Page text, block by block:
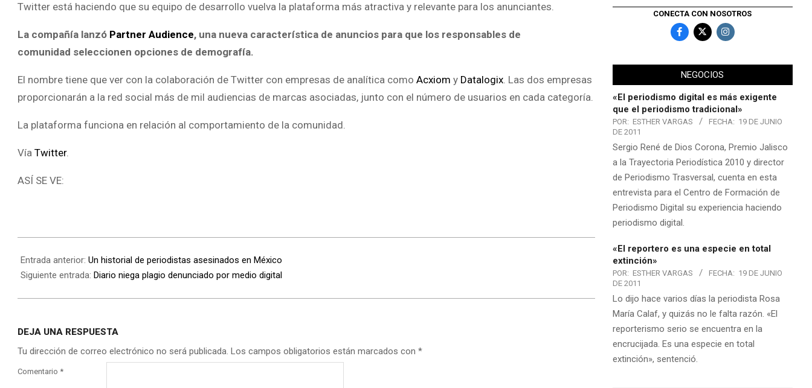
Twitter está haciendo que su equipo de desarrollo vuelva la plataforma más atractiva y relevante para los anunciantes.
La compañía lanzó Partner Audience, una nueva característica de anuncios para que los responsables de
comunidad seleccionen opciones de demografía.
El nombre tiene que ver con la colaboración de Twitter con empresas de analítica como Acxiom y Datalogix. Las dos empresas
proporcionarán a la red social más de mil audiencias de marcas asociadas, junto con el número de usuarios en cada categoría.
La plataforma funciona en relación al comportamiento de la comunidad.
Vía Twitter.
ASÍ SE VE:
Entrada anterior: Un historial de periodistas asesinados en México
Siguiente entrada: Diario niega plagio denunciado por medio digital
DEJA UNA RESPUESTA
Tu dirección de correo electrónico no será publicada. Los campos obligatorios están marcados con *
Comentario *
CONECTA CON NOSOTROS
NEGOCIOS
«El periodismo digital es más exigente
que el periodismo tradicional»
POR: ESTHER VARGAS FECHA: 19 DE JUNIO
DE 2011
Sergio René de Dios Corona, Premio Jalisco
a la Trayectoria Periodística 2010 y director
de Periodismo Trasversal, cuenta en esta
entrevista para el Centro de Formación de
Periodismo Digital su experiencia haciendo
periodismo digital.
«El reportero es una especie en total
extinción»
POR: ESTHER VARGAS FECHA: 19 DE JUNIO
DE 2011
Lo dijo hace varios días la periodista Rosa
María Calaf, y quizás no le falta razón. «El
reporterismo serio se encuentra en la
encrucijada. Es una especie en total
extinción», sentenció.